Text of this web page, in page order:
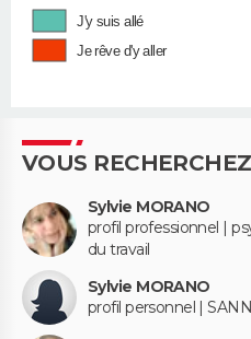
J'y suis allé
Je rêve d'y aller
VOUS
Sylvie MORANO
profil professionnel |
du travail
Sylvie MORANO
profil personnel |